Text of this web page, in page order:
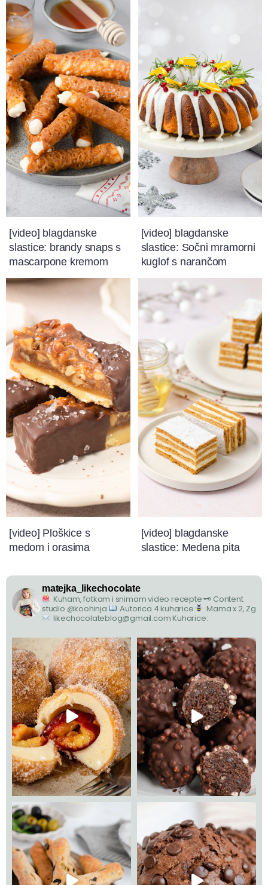
[video] blagdanske
slastice: brandy snaps s
mascarpone kremom
[video] blagdanske
slastice: Sočni mramorni
kuglof s narančom
[video] Ploškice s
medom i orasima
[video] blagdanske
slastice: Medena pita
matejka_likechocolate
Kuham, fotkam i snimam video recepte🗝 Content
studio @koohinja
Autorica 4 kuharice
Mama x 2, Zg
likechocolateblog@gmail.com Kuharice: